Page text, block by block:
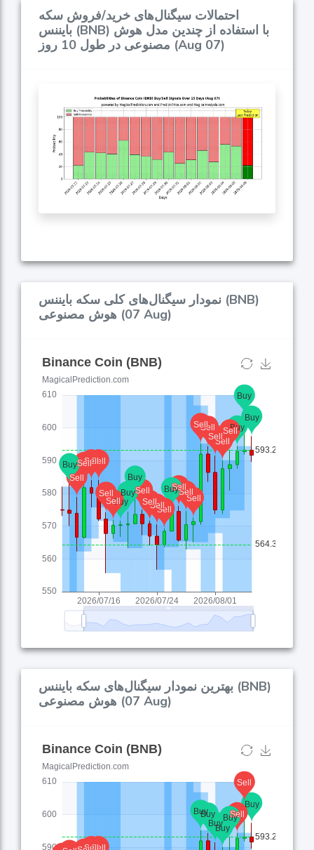
احتمالات سیگنال‌های خرید/فروش سکه
بایننس (BNB) با استفاده از چندین مدل هوش
مصنوعی در طول 10 روز (Aug 07)
نمودار سیگنال‌های کلی سکه بایننس (BNB)
هوش مصنوعی (07 Aug)
بهترین نمودار سیگنال‌های سکه بایننس (BNB)
هوش مصنوعی (07 Aug)